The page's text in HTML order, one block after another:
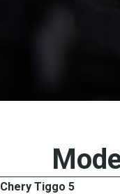
Chery Tiggo 5